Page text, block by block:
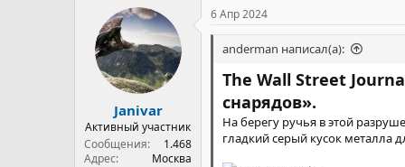
Janivar
Активный участник
Сообщения
1.468
Адрес
Москва
6 Апр 2024
anderman написал(а):
The Wall Street
снарядов».
На берегу ручья в этой
гладкий серый кусок металла